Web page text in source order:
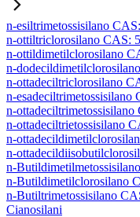
n-esiltrimetossisilano
n-ottiltriclorosilano CAS:
n-ottildimetilclorosilano
n-
n-ottadeciltriclorosilano
n-esadeciltrimetossisilano
n-
n-ottadeciltrietossisilano
n-
n-
n-
n-Butildimetilclorosilano
n-Butiltrimetossisilano
Cianosilani